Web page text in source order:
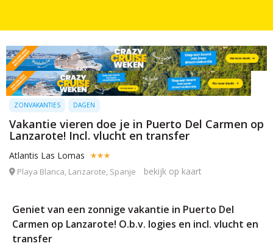
ZONVAKANTIES DAGEN
Vakantie vieren doe je in Puerto Del Carmen op
Lanzarote! Incl. vlucht en transfer
Atlantis Las Lomas
Playa Blanca, Lanzarote, Spanje bekijk op kaart
Geniet van een zonnige vakantie in Puerto Del
Carmen op Lanzarote! O.b.v. logies en incl. vlucht en
transfer